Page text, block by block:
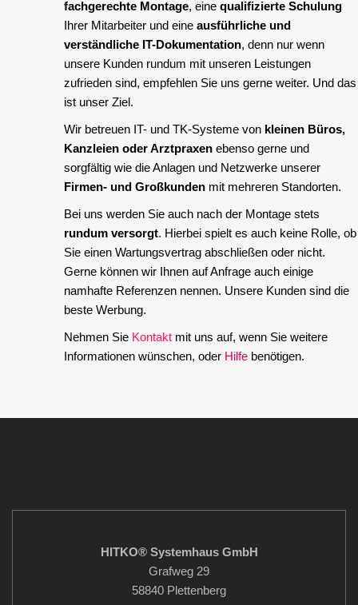
fachgerechte Montage, eine qualifizierte Schulung
Ihrer Mitarbeiter und eine ausführliche und
verständliche IT-Dokumentation, denn nur wenn
unsere Kunden rundum mit unseren Leistungen
zufrieden sind, empfehlen Sie uns gerne weiter. Und das
ist unser Ziel.
Wir betreuen IT- und TK-Systeme von kleinen Büros,
Kanzleien oder Arztpraxen ebenso gerne und
sorgfältig wie die Anlagen und Netzwerke unserer
Firmen- und Großkunden mit mehreren Standorten.
Bei uns werden Sie auch nach der Montage stets
rundum versorgt. Hierbei spielt es auch keine Rolle, ob
Sie einen Wartungsvertrag abschließen oder nicht.
Gerne können wir Ihnen auf Anfrage auch einige
namhafte Referenzen nennen. Unsere Kunden sind die
beste Werbung.
Nehmen Sie Kontakt mit uns auf, wenn Sie weitere
Informationen wünschen, oder Hilfe benötigen.
HITKO® Systemhaus GmbH
Grafweg 29
58840 Plettenberg